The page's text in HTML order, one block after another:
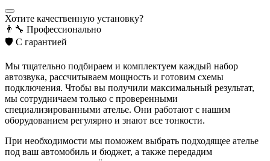
Хотите качественную установку?
👨‍🔧 Профессионально
🛡️ С гарантией
Мы тщательно подбираем и комплектуем каждый набор
автозвука, рассчитываем мощность и готовим схемы
подключения. Чтобы вы получили максимальный результат,
мы сотрудничаем только с проверенными
специализированными ателье. Они работают с нашим
оборудованием регулярно и знают все тонкости.
При необходимости мы поможем выбрать подходящее ателье
под ваш автомобиль и бюджет, а также передадим